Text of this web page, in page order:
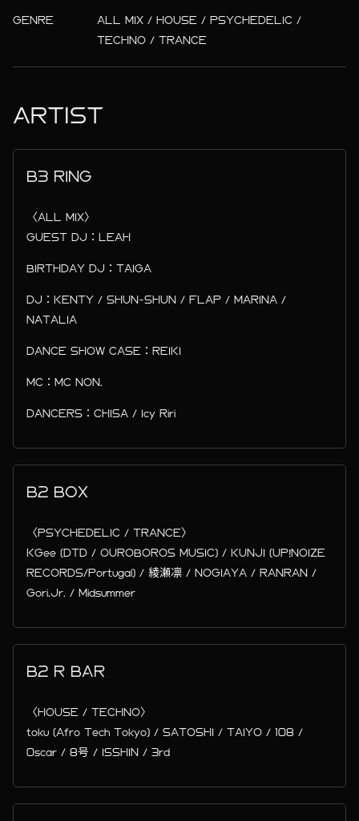
GENRE
ALL MIX / HOUSE / PSYCHEDELIC /
TECHNO / TRANCE
ARTIST
B3 RING
〈ALL MIX〉
GUEST DJ：LEAH
BIRTHDAY DJ：TAIGA
DJ：KENTY / SHUN-SHUN / FLAP / MARINA /
NATALIA
DANCE SHOW CASE：REIKI
MC：MC NON.
DANCERS：CHISA / Icy Riri
B2 BOX
〈PSYCHEDELIC / TRANCE〉
KGee (DTD / OUROBOROS MUSIC) / KUNJI (UP!NOIZE
RECORDS/Portugal) / 綾瀬凛 / NOGIAYA / RANRAN /
Gori.Jr. / Midsummer
B2 R BAR
〈HOUSE / TECHNO〉
toku (Afro Tech Tokyo) / SATOSHI / TAIYO / 108 /
0scar / 8号 / ISSHIN / 3rd